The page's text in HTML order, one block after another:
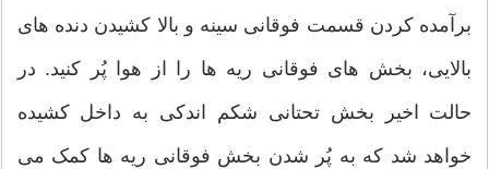
برآمده کردن قسمت فوقانی سینه و بالا کشیدن دنده های
بالایی، بخش های فوقانی ریه ها را از هوا پُر کنید. در
حالت اخیر بخش تحتانی شکم اندکی به داخل کشیده
خواهد شد که به پُر شدن بخش فوقانی ریه ها کمک می